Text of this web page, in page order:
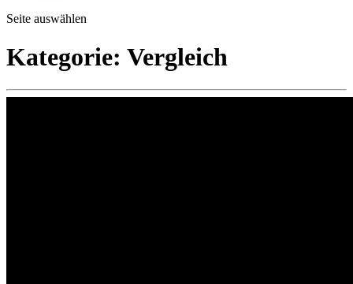
Seite auswählen
Kategorie: Vergleich